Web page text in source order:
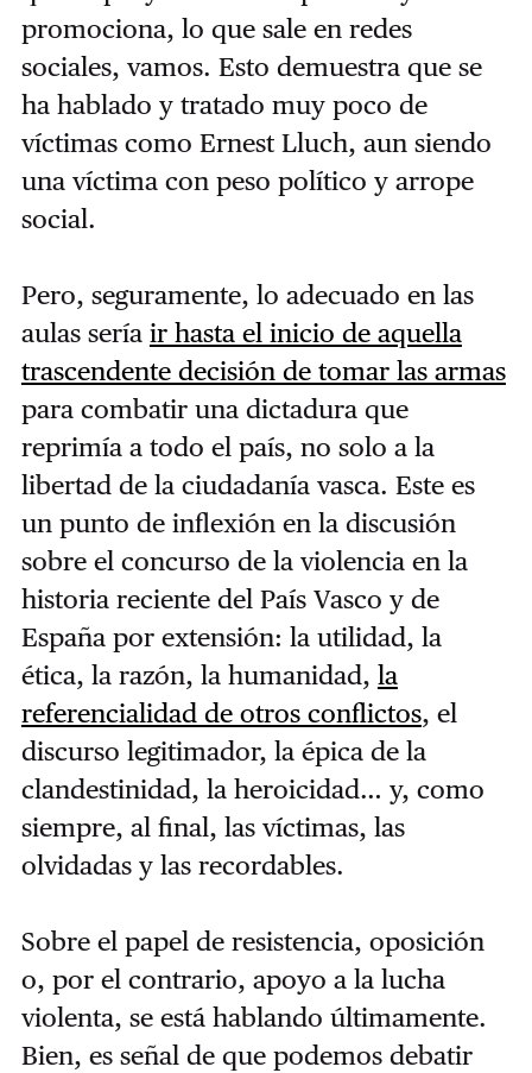
promociona, lo que sale en redes
sociales, vamos. Esto demuestra que se
ha hablado y tratado muy poco de
víctimas como Ernest Lluch, aun siendo
una víctima con peso político y arrope
social.
Pero, seguramente, lo adecuado en las
aulas sería ir hasta el inicio de aquella
trascendente decisión de tomar las armas
para combatir una dictadura que
reprimía a todo el país, no solo a la
libertad de la ciudadanía vasca. Este es
un punto de inflexión en la discusión
sobre el concurso de la violencia en la
historia reciente del País Vasco y de
España por extensión: la utilidad, la
ética, la razón, la humanidad, la
referencialidad de otros conflictos, el
discurso legitimador, la épica de la
clandestinidad, la heroicidad… y, como
siempre, al final, las víctimas, las
olvidadas y las recordables.
Sobre el papel de resistencia, oposición
o, por el contrario, apoyo a la lucha
violenta, se está hablando últimamente.
Bien, es señal de que podemos debatir